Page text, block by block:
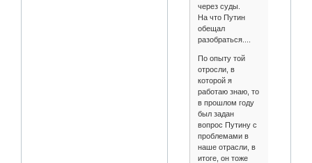
через суды.
На что Путин
обещал
разобраться....
По опыту той
отросли, в
которой я
работаю знаю, то
в прошлом году
был задан
вопрос Путину с
проблемами в
наше отрасли, в
итоге, он тоже